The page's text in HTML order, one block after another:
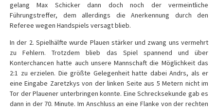
gelang Max Schicker dann doch noch der vermeintliche
Führungstreffer, dem allerdings die Anerkennung durch den
Referee wegen Handspiels versagt blieb.
In der 2. Spielhälfte wurde Plauen stärker und zwang uns vermehrt
zu Fehlern. Trotzdem blieb das Spiel spannend und über
Konterchancen hatte auch unsere Mannschaft die Möglichkeit das
2:1 zu erzielen. Die größte Gelegenheit hatte dabei Andrs, als er
eine Eingabe Zaretzkys von der linken Seite aus 5 Metern nicht im
Tor der Plauener unterbringen konnte. Eine Schrecksekunde gab es
dann in der 70. Minute. Im Anschluss an eine Flanke von der rechten